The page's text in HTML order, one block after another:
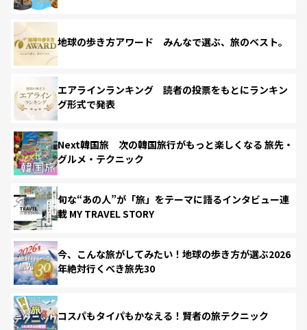
地球の歩き方アワード みんなで選ぶ、旅のベスト。
エアラインランキング 読者の投票をもとにランキン
グ形式で発表
Next韓国旅 次の韓国旅行がもっと楽しくなる 旅先・
グルメ・テクニック
旬な“あの人”が「旅」をテーマに語るインタビュー連
載 MY TRAVEL STORY
今、こんな旅がしてみたい！地球の歩き方が選ぶ2026
年絶対行くべき旅先30
コスパもタイパもかなえる！賢者の旅テクニック